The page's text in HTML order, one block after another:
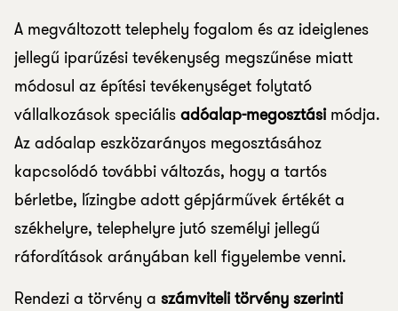
A megváltozott telephely fogalom és az ideiglenes
jellegű iparűzési tevékenység megszűnése miatt
módosul az építési tevékenységet folytató
vállalkozások speciálisadóalap-megosztásimódja.
Az adóalap eszközarányos megosztásához
kapcsolódó további változás, hogy a tartós
bérletbe, lízingbe adott gépjárművek értékét a
székhelyre, telephelyre jutó személyi jellegű
ráfordítások arányában kell figyelembe venni.
Rendezi a törvény a számviteli törvény szerinti